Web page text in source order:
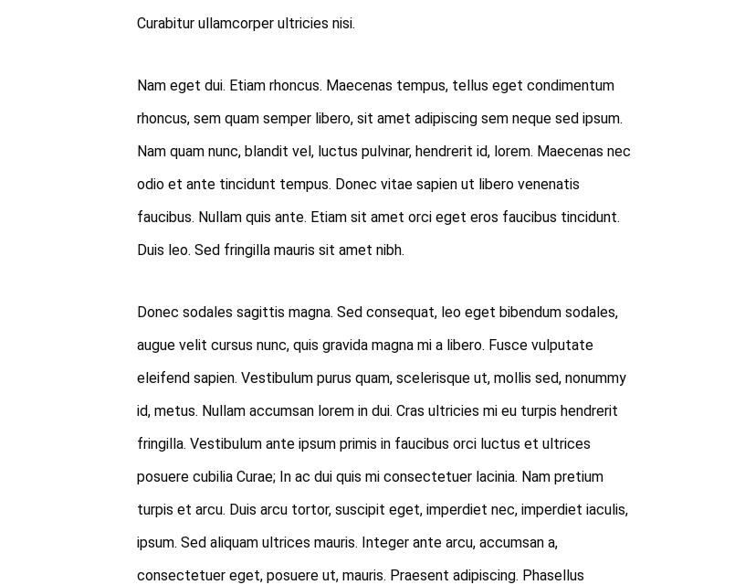
Curabitur ullamcorper ultricies nisi.
Nam eget dui. Etiam rhoncus. Maecenas tempus, tellus eget condimentum
rhoncus, sem quam semper libero, sit amet adipiscing sem neque sed ipsum.
Nam quam nunc, blandit vel, luctus pulvinar, hendrerit id, lorem. Maecenas nec
odio et ante tincidunt tempus. Donec vitae sapien ut libero venenatis
faucibus. Nullam quis ante. Etiam sit amet orci eget eros faucibus tincidunt.
Duis leo. Sed fringilla mauris sit amet nibh.
Donec sodales sagittis magna. Sed consequat, leo eget bibendum sodales,
augue velit cursus nunc, quis gravida magna mi a libero. Fusce vulputate
eleifend sapien. Vestibulum purus quam, scelerisque ut, mollis sed, nonummy
id, metus. Nullam accumsan lorem in dui. Cras ultricies mi eu turpis hendrerit
fringilla. Vestibulum ante ipsum primis in faucibus orci luctus et ultrices
posuere cubilia Curae; In ac dui quis mi consectetuer lacinia. Nam pretium
turpis et arcu. Duis arcu tortor, suscipit eget, imperdiet nec, imperdiet iaculis,
ipsum. Sed aliquam ultrices mauris. Integer ante arcu, accumsan a,
consectetuer eget, posuere ut, mauris. Praesent adipiscing. Phasellus